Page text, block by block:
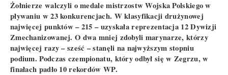
Żołnierze walczyli o medale mistrzostw Wojska Polskiego w
pływaniu w 23 konkurencjach. W klasyfikacji drużynowej
najwięcej punktów – 215 – uzyskała reprezentacja 12 Dywizji
Zmechanizowanej. O dwa mniej zdobyli marynarze, którzy
najwięcej razy – sześć – stanęli na najwyższym stopniu
podium. Podczas czempionatu, który odbył się w Zegrzu, w
finałach padło 10 rekordów WP.